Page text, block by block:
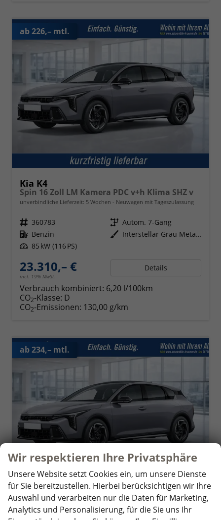
ab 226,– mtl.
Kia K4
Spin 16 Zoll LM Kamera PDC v+h Klima SHZ v
unverbindliche Lieferzeit: 5 Wochen Neuwagen mit Tageszulassung
Fahrzeugnr. 360783 Getriebe Autom. 7-Gang
Kraftstoff Benzin Außenfarbe
Interstellar Grau Metallic
Leistung 85 kW (116 PS)
23.310,– €
incl. 19% MwSt.
Details
Verbrauch kombiniert: 6,20 l/100km
CO2-Klasse: D
CO2-Emissionen: 130,00 g/km
ab 234,– mtl.
Kia K4
Spin 16 Zoll LM Kamera PDC v+h Klima SHZ v
Wir respektieren Ihre Privatsphäre
Unsere Website setzt Cookies ein, um unsere Dienste
für Sie bereitzustellen. Hierbei berücksichtigen wir Ihre
Auswahl und verarbeiten nur die Daten für Marketing,
Analytics und Personalisierung, für die Sie uns Ihr